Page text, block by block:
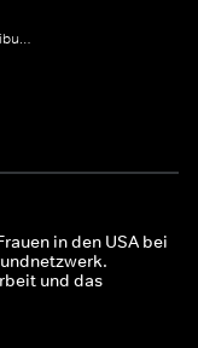
The Janes - Recht auf Abtreibung
in den USA bei
und das